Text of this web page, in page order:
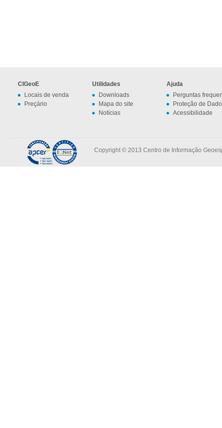
CIGeoE
Locais de venda
Preçário
Utilidades
Downloads
Mapa do site
Notícias
Ajuda
Perguntas
Proteção de
Acessibilidade
Copyright © 2013 Centro de Informação